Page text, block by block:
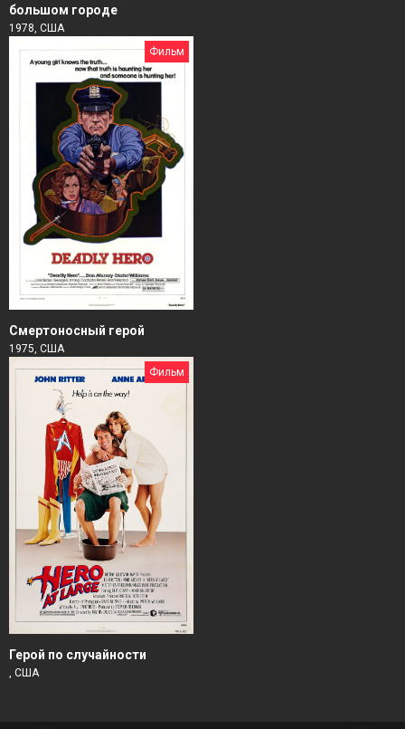
большом городе
1978, США
Фильм
Смертоносный герой
1975, США
Фильм
Герой по случайности
, США